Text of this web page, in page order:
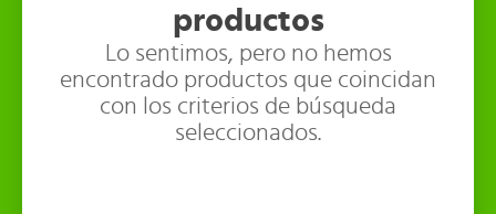
productos
Lo sentimos, pero no hemos
encontrado productos que coincidan
con los criterios de búsqueda
seleccionados.